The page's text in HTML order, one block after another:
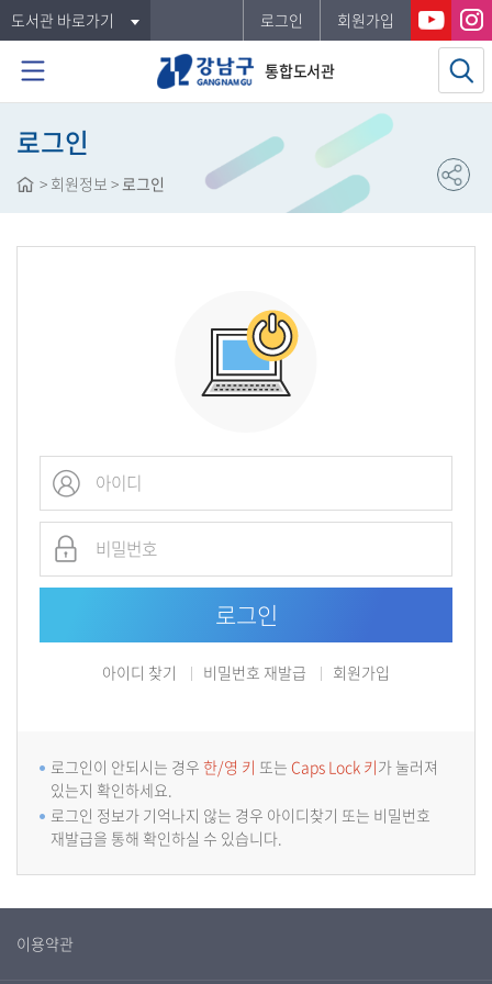
도서관 바로가기 로그인 회원가입
통합도서관
로그인
> 회원정보 >로그인
아이디 찾기 비밀번호 재발급 회원가입
로그인이 안되시는 경우 한/영 키 또는 Caps Lock 키가 눌러져
있는지 확인하세요.
로그인 정보가 기억나지 않는 경우 아이디찾기 또는 비밀번호
재발급을 통해 확인하실 수 있습니다.
이용약관